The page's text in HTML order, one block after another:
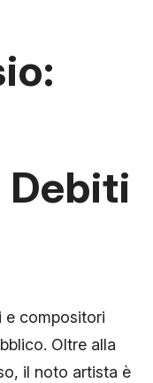
Debiti
e compositori
Oltre alla
il noto artista è